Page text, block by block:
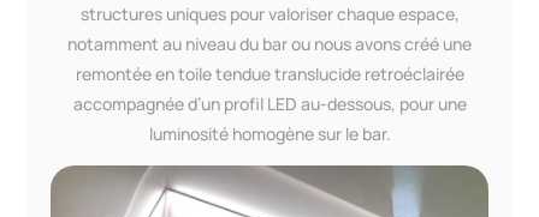
structures uniques pour valoriser chaque espace,
notamment au niveau du bar ou nous avons créé une
remontée en toile tendue translucide retroéclairée
accompagnée d’un profil LED au-dessous, pour une
luminosité homogène sur le bar.